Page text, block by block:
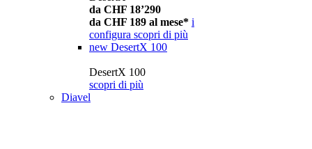
da CHF 18’290
da CHF 189 al mese* i
configura scopri di più
new DesertX 100
DesertX 100
scopri di più
Diavel